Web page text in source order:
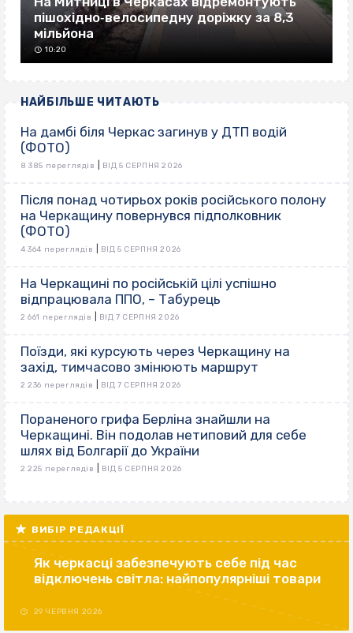
пішохідно‐велосипедну доріжку за 8,3
мільйона
10:20
НАЙБІЛЬШЕ ЧИТАЮТЬ
На дамбі біля Черкас загинув у ДТП водій
(ФОТО)
8 385 переглядів ВІД 5 СЕРПНЯ 2026
Після понад чотирьох років російського полону
на Черкащину повернувся підполковник
(ФОТО)
4 364 переглядів ВІД 5 СЕРПНЯ 2026
На Черкащині по російській цілі успішно
відпрацювала ППО, – Табурець
2 661 переглядів ВІД 7 СЕРПНЯ 2026
Поїзди, які курсують через Черкащину на
захід, тимчасово змінюють маршрут
2 236 переглядів ВІД 7 СЕРПНЯ 2026
Пораненого грифа Берліна знайшли на
Черкащині. Він подолав нетиповий для себе
шлях від Болгарії до України
2 225 переглядів ВІД 5 СЕРПНЯ 2026
ВИБІР РЕДАКЦІЇ
Як черкасці забезпечують себе під час
відключень світла: найпопулярніші товари
29 ЧЕРВНЯ 2026